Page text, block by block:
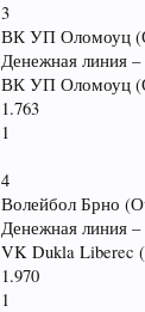
3
ВК УП Оломоуц
Денежная линия
ВК УП Оломоуц
1.763
1
4
Волейбол Брно
Денежная линия
VK Dukla Liberec
1.970
1